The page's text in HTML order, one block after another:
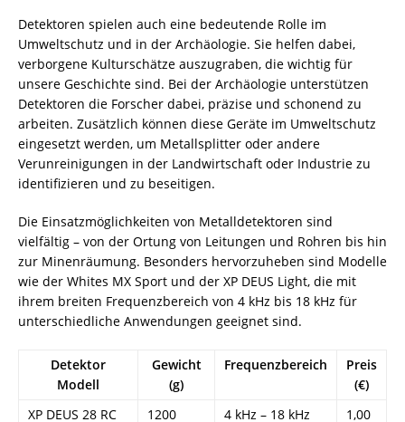
Detektoren spielen auch eine bedeutende Rolle im
Umweltschutz und in der Archäologie. Sie helfen dabei,
verborgene Kulturschätze auszugraben, die wichtig für
unsere Geschichte sind. Bei der Archäologie unterstützen
Detektoren die Forscher dabei, präzise und schonend zu
arbeiten. Zusätzlich können diese Geräte im Umweltschutz
eingesetzt werden, um Metallsplitter oder andere
Verunreinigungen in der Landwirtschaft oder Industrie zu
identifizieren und zu beseitigen.
Die Einsatzmöglichkeiten von Metalldetektoren sind
vielfältig – von der Ortung von Leitungen und Rohren bis hin
zur Minenräumung. Besonders hervorzuheben sind Modelle
wie der Whites MX Sport und der XP DEUS Light, die mit
ihrem breiten Frequenzbereich von 4 kHz bis 18 kHz für
unterschiedliche Anwendungen geeignet sind.
Detektor
Modell
Gewicht
(g)
Frequenzbereich
Preis
(€)
XP DEUS 28 RC
1200 4 kHz – 18 kHz 1,00